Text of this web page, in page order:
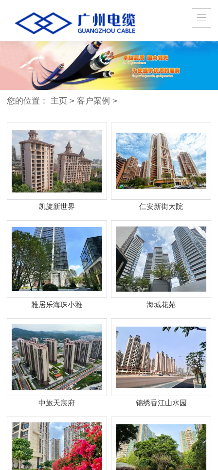
您的位置： 主页 > 客户案例 >
凯旋新世界 仁安新街大院
雅居乐海珠小雅 海城花苑
中旅天宸府 锦绣香江山水园